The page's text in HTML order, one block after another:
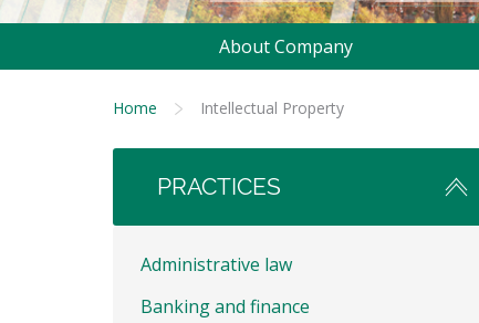
About Company
Home Intellectual Property
PRACTICES
Administrative law
Banking and finance